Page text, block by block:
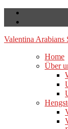
Valentina Arabians
Home
Über